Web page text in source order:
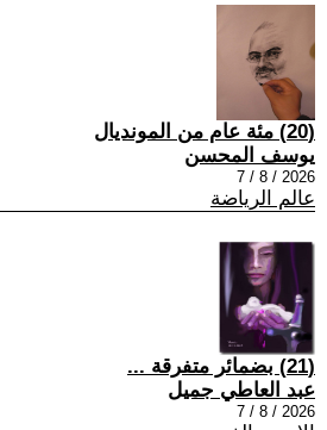
(20) مئة عام من المونديال
يوسف المحسن
2026 / 8 / 7
عالم الرياضة
(21) بضمائر متفرقة ...
عبد العاطي جميل
2026 / 8 / 7